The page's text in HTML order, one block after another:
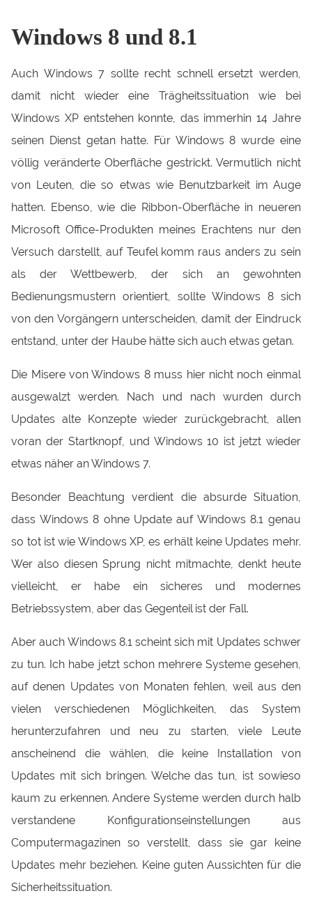
Windows 8 und 8.1
Auch Windows 7 sollte recht schnell ersetzt werden,
damit nicht wieder eine Trägheitssituation wie bei
Windows XP entstehen konnte, das immerhin 14 Jahre
seinen Dienst getan hatte. Für Windows 8 wurde eine
völlig veränderte Oberfläche gestrickt. Vermutlich nicht
von Leuten, die so etwas wie Benutzbarkeit im Auge
hatten. Ebenso, wie die Ribbon-Oberfläche in neueren
Microsoft Office-Produkten meines Erachtens nur den
Versuch darstellt, auf Teufel komm raus anders zu sein
als der Wettbewerb, der sich an gewohnten
Bedienungsmustern orientiert, sollte Windows 8 sich
von den Vorgängern unterscheiden, damit der Eindruck
entstand, unter der Haube hätte sich auch etwas getan.
Die Misere von Windows 8 muss hier nicht noch einmal
ausgewalzt werden. Nach und nach wurden durch
Updates alte Konzepte wieder zurückgebracht, allen
voran der Startknopf, und Windows 10 ist jetzt wieder
etwas näher an Windows 7.
Besonder Beachtung verdient die absurde Situation,
dass Windows 8 ohne Update auf Windows 8.1 genau
so tot ist wie Windows XP, es erhält keine Updates mehr.
Wer also diesen Sprung nicht mitmachte, denkt heute
vielleicht, er habe ein sicheres und modernes
Betriebssystem, aber das Gegenteil ist der Fall.
Aber auch Windows 8.1 scheint sich mit Updates schwer
zu tun. Ich habe jetzt schon mehrere Systeme gesehen,
auf denen Updates von Monaten fehlen, weil aus den
vielen verschiedenen Möglichkeiten, das System
herunterzufahren und neu zu starten, viele Leute
anscheinend die wählen, die keine Installation von
Updates mit sich bringen. Welche das tun, ist sowieso
kaum zu erkennen. Andere Systeme werden durch halb
verstandene Konfigurationseinstellungen aus
Computermagazinen so verstellt, dass sie gar keine
Updates mehr beziehen. Keine guten Aussichten für die
Sicherheitssituation.